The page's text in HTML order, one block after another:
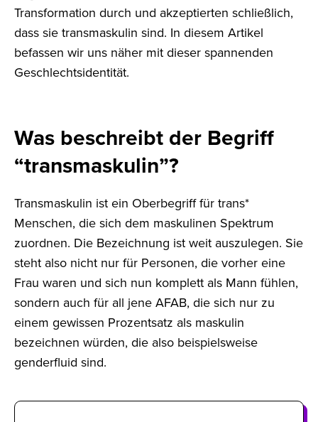
Transformation durch und akzeptierten schließlich,
dass sie transmaskulin sind. In diesem Artikel
befassen wir uns näher mit dieser spannenden
Geschlechtsidentität.
Was beschreibt der Begriff
“transmaskulin”?
Transmaskulin ist ein Oberbegriff für trans*
Menschen, die sich dem maskulinen Spektrum
zuordnen. Die Bezeichnung ist weit auszulegen. Sie
steht also nicht nur für Personen, die vorher eine
Frau waren und sich nun komplett als Mann fühlen,
sondern auch für all jene AFAB, die sich nur zu
einem gewissen Prozentsatz als maskulin
bezeichnen würden, die also beispielsweise
genderfluid sind.